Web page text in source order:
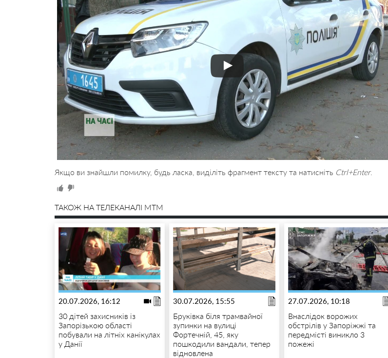
Якщо ви знайшли помилку, будь ласка, виділіть фрагмент тексту та натисніть Ctrl+Enter.
ТАКОЖ НА ТЕЛЕКАНАЛІ MTM
20.07.2026, 16:12
30 дітей захисників із
Запорізькою області
побували на літніх канікулах
у Данії
30.07.2026, 15:55
Бруківка біля трамвайної
зупинки на вулиці
Фортечній, 45, яку
пошкодили вандали, тепер
відновлена
27.07.2026, 10:18
Внаслідок ворожих
обстрілів у Запоріжжі та
передмісті виникло 3
пожежі